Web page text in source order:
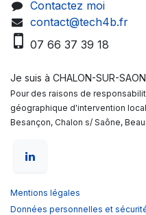
Contactez moi
contact@tech4b.fr
07 66 37 39 18
Je suis à CHALON-SUR-
Pour des raisons de
géographique d'intervention
Besançon, Chalon s/ Saône,
Mentions légales
Données personnelles et